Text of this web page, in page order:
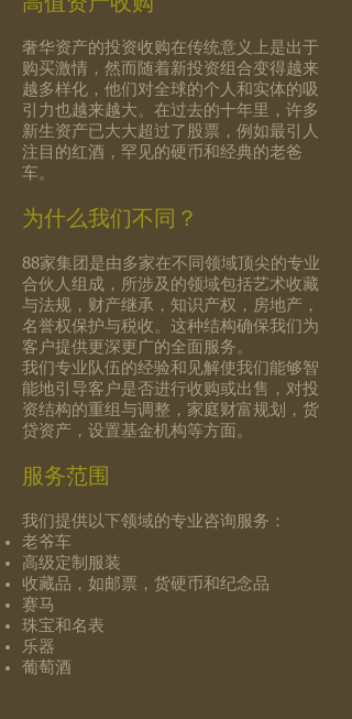
奢华资产的投资收购在传统意义上是出于
购买激情，然而随着新投资组合变得越来
越多样化，他们对全球的个人和实体的吸
引力也越来越大。在过去的十年里，许多
新生资产已大大超过了股票，例如最引人
注目的红酒，罕见的硬币和经典的老爸
车。
为什么我们不同？
88家集团是由多家在不同领域顶尖的专业
合伙人组成，所涉及的领域包括艺术收藏
与法规，财产继承，知识产权，房地产，
名誉权保护与税收。这种结构确保我们为
客户提供更深更广的全面服务。
我们专业队伍的经验和见解使我们能够智
能地引导客户是否进行收购或出售，对投
资结构的重组与调整，家庭财富规划，货
贷资产，设置基金机构等方面。
服务范围
我们提供以下领域的专业咨询服务：
老爷车
高级定制服装
收藏品，如邮票，货硬币和纪念品
赛马
珠宝和名表
乐器
葡萄酒